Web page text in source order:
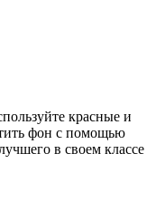
красные и
фон с помощью
в своем классе